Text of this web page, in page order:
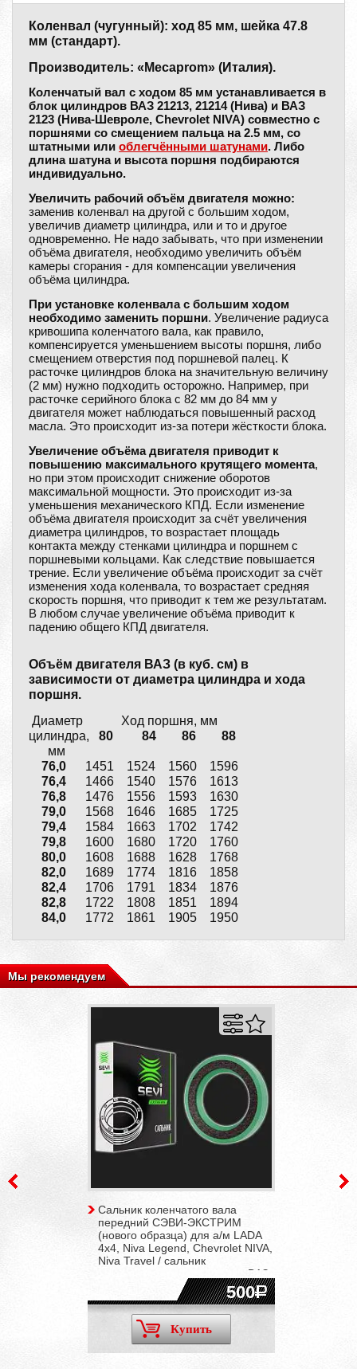
Коленвал (чугунный): ход 85 мм, шейка 47.8
мм (стандарт).
Производитель: «Mecaprom» (Италия).
Коленчатый вал с ходом 85 мм устанавливается в
блок цилиндров ВАЗ 21213, 21214 (Нива) и ВАЗ
2123 (Нива-Шевроле, Chevrolet NIVA) совместно с
поршнями со смещением пальца на 2.5 мм, со
штатными или облегчёнными шатунами. Либо
длина шатуна и высота поршня подбираются
индивидуально.
Увеличить рабочий объём двигателя можно:
заменив коленвал на другой с большим ходом,
увеличив диаметр цилиндра, или и то и другое
одновременно. Не надо забывать, что при изменении
объёма двигателя, необходимо увеличить объём
камеры сгорания - для компенсации увеличения
объёма цилиндра.
При установке коленвала с большим ходом
необходимо заменить поршни. Увеличение радиуса
кривошипа коленчатого вала, как правило,
компенсируется уменьшением высоты поршня, либо
смещением отверстия под поршневой палец. К
расточке цилиндров блока на значительную величину
(2 мм) нужно подходить осторожно. Например, при
расточке серийного блока с 82 мм до 84 мм у
двигателя может наблюдаться повышенный расход
масла. Это происходит из-за потери жёсткости блока.
Увеличение объёма двигателя приводит к
повышению максимального крутящего момента,
но при этом происходит снижение оборотов
максимальной мощности. Это происходит из-за
уменьшения механического КПД. Если изменение
объёма двигателя происходит за счёт увеличения
диаметра цилиндров, то возрастает площадь
контакта между стенками цилиндра и поршнем с
поршневыми кольцами. Как следствие повышается
трение. Если увеличение объёма происходит за счёт
изменения хода коленвала, то возрастает средняя
скорость поршня, что приводит к тем же результатам.
В любом случае увеличение объёма приводит к
падению общего КПД двигателя.
Объём двигателя ВАЗ (в куб. см) в
зависимости от диаметра цилиндра и хода
поршня.
Диаметр Ход поршня, мм
цилиндра, 80 84 86 88
мм
76,0 1451 1524 1560 1596
76,4 1466 1540 1576 1613
76,8 1476 1556 1593 1630
79,0 1568 1646 1685 1725
79,4 1584 1663 1702 1742
79,8 1600 1680 1720 1760
80,0 1608 1688 1628 1768
82,0 1689 1774 1816 1858
82,4 1706 1791 1834 1876
82,8 1722 1808 1851 1894
84,0 1772 1861 1905 1950
Мы рекомендуем
Сальник коленчатого вала
передний СЭВИ-ЭКСТРИМ
(нового образца) для а/м LADA
4x4, Niva Legend, Chevrolet NIVA,
Niva Travel / сальник
распредвала для двигателя ВАЗ
500
Купить